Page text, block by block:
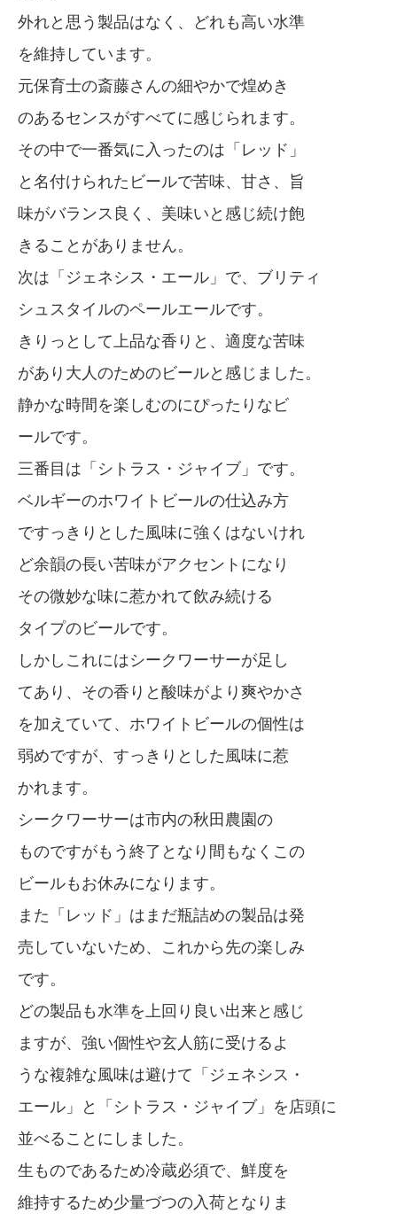
外れと思う製品はなく、どれも高い水準
を維持しています。
元保育士の斎藤さんの細やかで煌めき
のあるセンスがすべてに感じられます。
その中で一番気に入ったのは「レッド」
と名付けられたビールで苦味、甘さ、旨
味がバランス良く、美味いと感じ続け飽
きることがありません。
次は「ジェネシス・エール」で、ブリティ
シュスタイルのペールエールです。
きりっとして上品な香りと、適度な苦味
があり大人のためのビールと感じました。
静かな時間を楽しむのにぴったりなビ
ールです。
三番目は「シトラス・ジャイブ」です。
ベルギーのホワイトビールの仕込み方
ですっきりとした風味に強くはないけれ
ど余韻の長い苦味がアクセントになり
その微妙な味に惹かれて飲み続ける
タイプのビールです。
しかしこれにはシークワーサーが足し
てあり、その香りと酸味がより爽やかさ
を加えていて、ホワイトビールの個性は
弱めですが、すっきりとした風味に惹
かれます。
シークワーサーは市内の秋田農園の
ものですがもう終了となり間もなくこの
ビールもお休みになります。
また「レッド」はまだ瓶詰めの製品は発
売していないため、これから先の楽しみ
です。
どの製品も水準を上回り良い出来と感じ
ますが、強い個性や玄人筋に受けるよ
うな複雑な風味は避けて「ジェネシス・
エール」と「シトラス・ジャイブ」を店頭に
並べることにしました。
生ものであるため冷蔵必須で、鮮度を
維持するため少量づつの入荷となりま